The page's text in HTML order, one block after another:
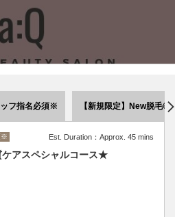
フ指名必須※ 【新規限定】New脱毛◎
※ Est. Duration：Approx. 45 mins
ケアスペシャルコース★